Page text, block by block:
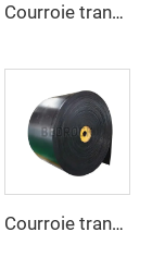
Courroie transporteuse en U personnalisée, très durable, pour matériaux à haute température
Courroie transporteuse en caoutchouc haute résistance à l'abrasion EP300 3 plis, largeur 800 mm / 1000 mm / 1200 mm, pour l'extraction du charbon